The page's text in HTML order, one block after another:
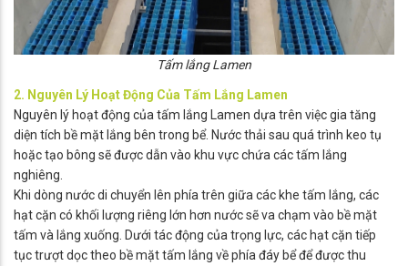
Tấm lắng Lamen
2. Nguyên Lý Hoạt Động Của Tấm Lắng Lamen
Nguyên lý hoạt động của tấm lắng Lamen dựa trên việc gia tăng
diện tích bề mặt lắng bên trong bể. Nước thải sau quá trình keo tụ
hoặc tạo bông sẽ được dẫn vào khu vực chứa các tấm lắng
nghiêng.
Khi dòng nước di chuyển lên phía trên giữa các khe tấm lắng, các
hạt cặn có khối lượng riêng lớn hơn nước sẽ va chạm vào bề mặt
tấm và lắng xuống. Dưới tác động của trọng lực, các hạt cặn tiếp
tục trượt dọc theo bề mặt tấm lắng về phía đáy bể để được thu